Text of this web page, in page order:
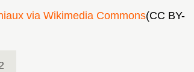
via Wikimedia Commons(CC BY-